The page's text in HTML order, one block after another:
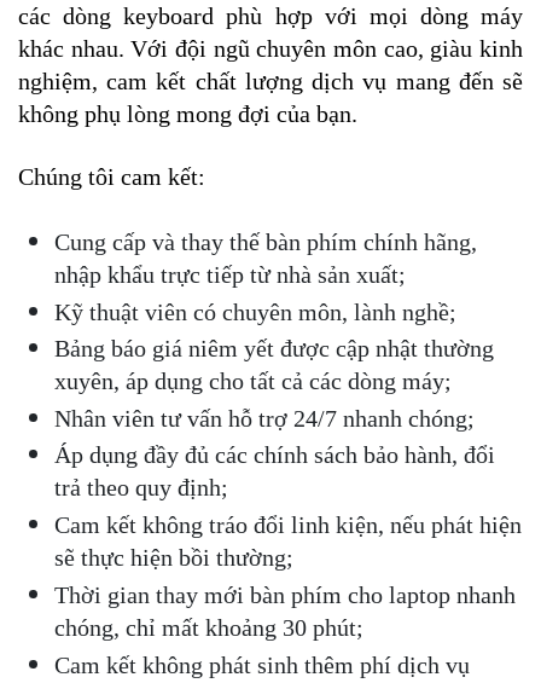
các dòng keyboard phù hợp với mọi dòng máy
khác nhau. Với đội ngũ chuyên môn cao, giàu kinh
nghiệm, cam kết chất lượng dịch vụ mang đến sẽ
không phụ lòng mong đợi của bạn.
Chúng tôi cam kết:
Cung cấp và thay thế bàn phím chính hãng,
nhập khẩu trực tiếp từ nhà sản xuất;
Kỹ thuật viên có chuyên môn, lành nghề;
Bảng báo giá niêm yết được cập nhật thường
xuyên, áp dụng cho tất cả các dòng máy;
Nhân viên tư vấn hỗ trợ 24/7 nhanh chóng;
Áp dụng đầy đủ các chính sách bảo hành, đổi
trả theo quy định;
Cam kết không tráo đổi linh kiện, nếu phát hiện
sẽ thực hiện bồi thường;
Thời gian thay mới bàn phím cho laptop nhanh
chóng, chỉ mất khoảng 30 phút;
Cam kết không phát sinh thêm phí dịch vụ